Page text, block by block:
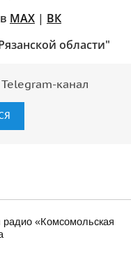
MAX | ВК
области"
канал
«Комсомольская